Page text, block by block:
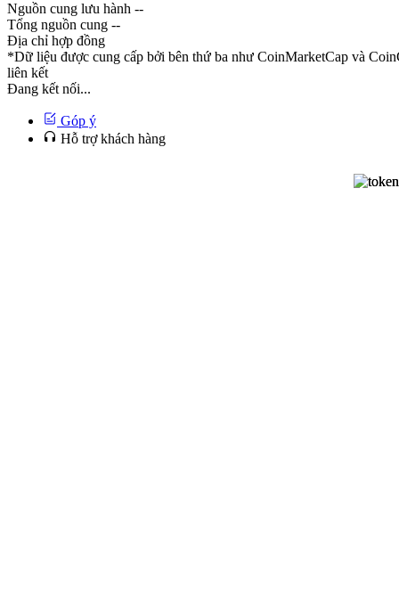
Nguồn cung lưu hành --
Tổng nguồn cung --
Địa chỉ hợp đồng
*Dữ liệu được cung cấp bởi bên thứ ba như CoinMarketCap và
liên kết
Đang kết nối...
Góp ý
Hỗ trợ khách hàng